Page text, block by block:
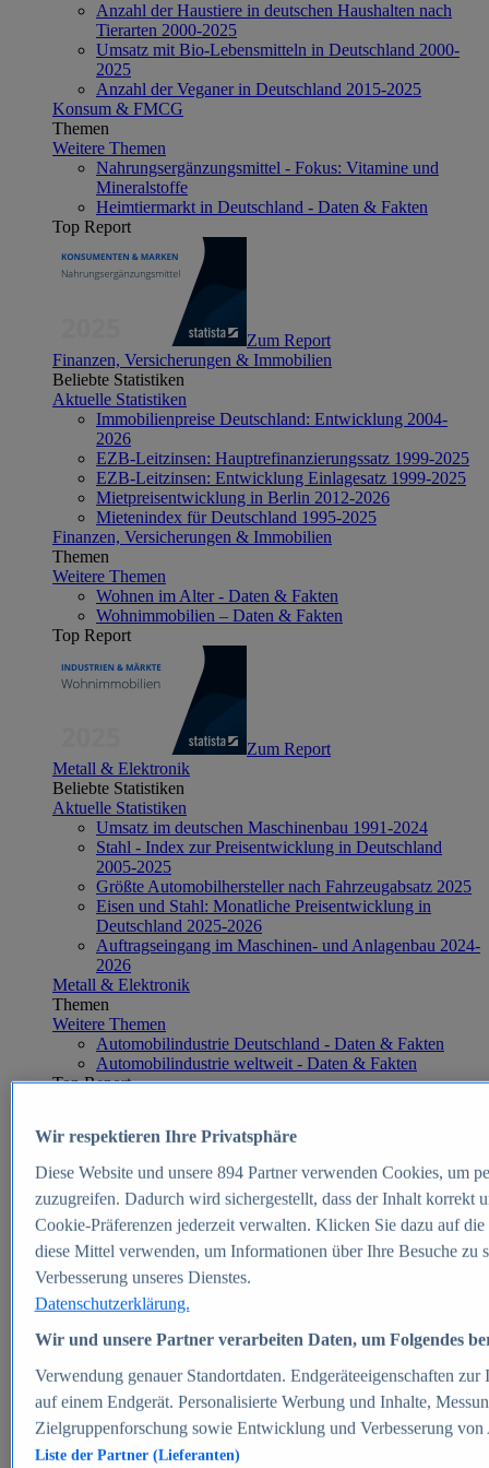
Anzahl der Haustiere in deutschen Haushalten nach
Tierarten 2000-2025
Umsatz mit Bio-Lebensmitteln in Deutschland 2000-
2025
Anzahl der Veganer in Deutschland 2015-2025
Konsum & FMCG
Themen
Weitere Themen
Nahrungsergänzungsmittel - Fokus: Vitamine und
Mineralstoffe
Heimtiermarkt in Deutschland - Daten & Fakten
Top Report
Zum Report
Finanzen, Versicherungen & Immobilien
Beliebte Statistiken
Aktuelle Statistiken
Immobilienpreise Deutschland: Entwicklung 2004-
2026
EZB-Leitzinsen: Hauptrefinanzierungssatz 1999-2025
EZB-Leitzinsen: Entwicklung Einlagesatz 1999-2025
Mietpreisentwicklung in Berlin 2012-2026
Mietenindex für Deutschland 1995-2025
Finanzen, Versicherungen & Immobilien
Themen
Weitere Themen
Wohnen im Alter - Daten & Fakten
Wohnimmobilien – Daten & Fakten
Top Report
Zum Report
Metall & Elektronik
Beliebte Statistiken
Aktuelle Statistiken
Umsatz im deutschen Maschinenbau 1991-2024
Stahl - Index zur Preisentwicklung in Deutschland
2005-2025
Größte Automobilhersteller nach Fahrzeugabsatz 2025
Eisen und Stahl: Monatliche Preisentwicklung in
Deutschland 2025-2026
Auftragseingang im Maschinen- und Anlagenbau 2024-
2026
Metall & Elektronik
Themen
Weitere Themen
Automobilindustrie Deutschland - Daten & Fakten
Automobilindustrie weltweit - Daten & Fakten
Top Report
Zum Report
E-commerce
Beliebte Statistiken
Aktuelle Statistiken
E-Commerce - Entwicklung des Umsatzes in
Deutschland 1999-2025
Umsatz von Amazon in Deutschland und weltweit
2010-2025
B2C-E-Commerce: Top-50 Online Shops in
Deutschland 2024
Marktanteile von Online-Zahlungsverfahren in
Deutschland 2024
Umsatzstarke Warengruppen im Online-Handel in
Deutschland 2023-2025
Wir respektieren Ihre Privatsphäre
Diese Website und unsere 894Partner verwenden Cookies, um
zuzugreifen. Dadurch wird sichergestellt, dass der Inhalt korrekt
Cookie-Präferenzen jederzeit verwalten. Klicken Sie dazu auf
diese Mittel verwenden, um Informationen über Ihre Besuche
Verbesserung unseres Dienstes.
Datenschutzerklärung.
Wir und unsere Partner verarbeiten Daten, um Folgendes
Verwendung genauer Standortdaten. Endgeräteeigenschaften
auf einem Endgerät. Personalisierte Werbung und Inhalte,
Zielgruppenforschung sowie Entwicklung und Verbesserung von
Liste der Partner (Lieferanten)